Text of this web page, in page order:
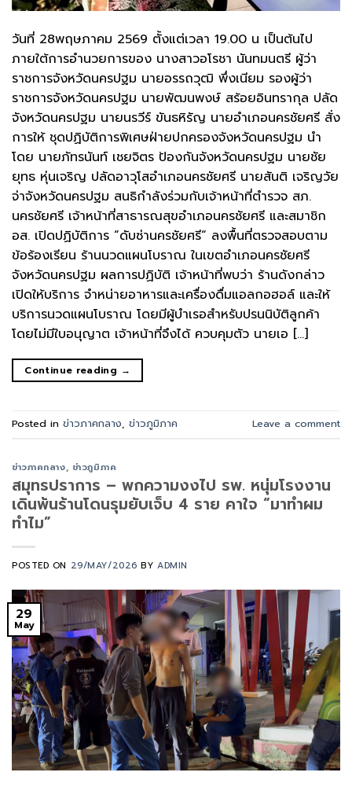
วันที่ 28พฤษภาคม 2569 ตั้งแต่เวลา 19.00 น เป็นต้นไป
ภายใต้การอำนวยการของ นางสาวอโรชา นันทมนตรี ผู้ว่า
ราชการจังหวัดนครปฐม นายอรรถวุฒิ พึ่งเนียม รองผู้ว่า
ราชการจังหวัดนครปฐม นายพัฒนพงษ์ สร้อยอินทรากุล ปลัด
จังหวัดนครปฐม นายนรวีร์ ขันธหิรัญ นายอำเภอนครชัยศรี สั่ง
การให้ ชุดปฏิบัติการพิเศษฝ่ายปกครองจังหวัดนครปฐม นำ
โดย นายภัทรนันท์ เชยจิตร ป้องกันจังหวัดนครปฐม นายชัย
ยุทธ หุ่นเจริญ ปลัดอาวุโสอำเภอนครชัยศรี นายสันติ เจริญวัย
จ่าจังหวัดนครปฐม สนธิกำลังร่วมกับเจ้าหน้าที่ตำรวจ สภ.
นครชัยศรี เจ้าหน้าที่สาธารณสุขอำเภอนครชัยศรี และสมาชิก
อส. เปิดปฏิบัติการ “ดับซ่านครชัยศรี“ ลงพื้นที่ตรวจสอบตาม
ข้อร้องเรียน ร้านนวดแผนโบราณ ในเขตอำเภอนครชัยศรี
จังหวัดนครปฐม ผลการปฏิบัติ เจ้าหน้าที่พบว่า ร้านดังกล่าว
เปิดให้บริการ จำหน่ายอาหารและเครื่องดื่มแอลกอฮอล์ และให้
บริการนวดแผนโบราณ โดยมีผู้บำเรอสำหรับปรนนิบัติลูกค้า
โดยไม่มีใบอนุญาต เจ้าหน้าที่จึงได้ ควบคุมตัว นายเอ […]
Continue reading →
Posted in ข่าวภาคกลาง, ข่าวภูมิภาค Leave a comment
ข่าวภาคกลาง, ข่าวภูมิภาค
สมุทรปราการ – พกความงงไป รพ. หนุ่มโรงงาน
เดินพ้นร้านโดนรุมยับเจ็บ 4 ราย คาใจ “มาทำผม
ทำไม”
POSTED ON 29/MAY/2026 BYADMIN
29
May